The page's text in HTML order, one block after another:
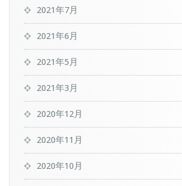
2021年7月
2021年6月
2021年5月
2021年3月
2020年12月
2020年11月
2020年10月